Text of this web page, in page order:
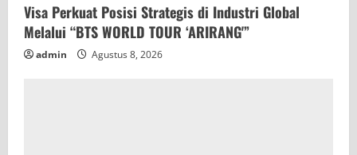
Visa Perkuat Posisi Strategis di Industri Global
Melalui “BTS WORLD TOUR ‘ARIRANG'”
admin Agustus 8, 2026